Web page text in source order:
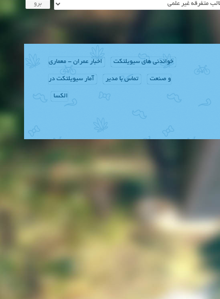
خواندنی های سیویلتکت اخبار عمران - معماری
و صنعت تماس با مدیر آمار سیویلتکت در
الکسا